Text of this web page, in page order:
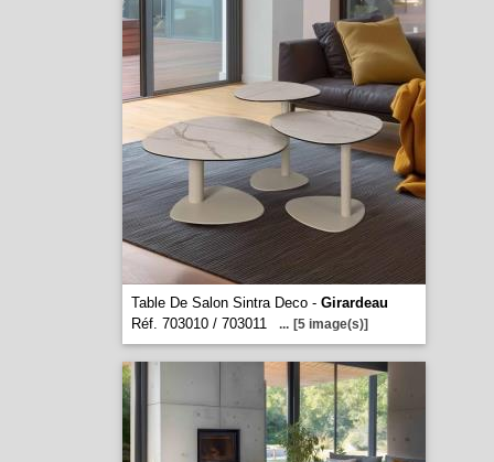
Table De Salon Sintra Deco - Girardeau
Réf. 703010 / 703011
... [5 image(s)]